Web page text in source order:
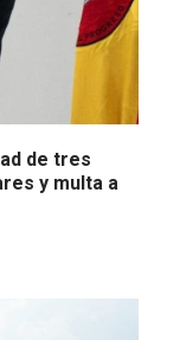
de tres
y multa a